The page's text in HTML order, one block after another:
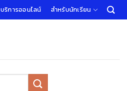
บริการออนไลน์ สำหรับนักเรียน